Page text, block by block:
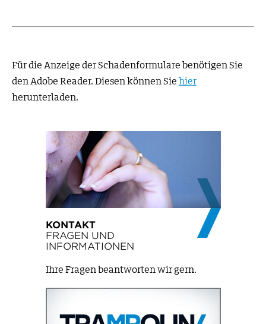
Für die Anzeige der Schadenformulare benötigen Sie
den Adobe Reader. Diesen können Sie hier
herunterladen.
KONTAKT
FRAGEN UND
INFORMATIONEN
Ihre Fragen beantworten wir gern.